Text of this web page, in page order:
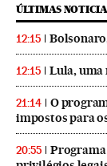
ÚLTIMAS
12:15
12:15 Lula, uma
21:14
O
impostos para
20:55